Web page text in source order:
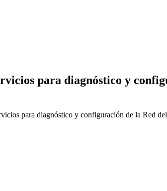
para diagnóstico y